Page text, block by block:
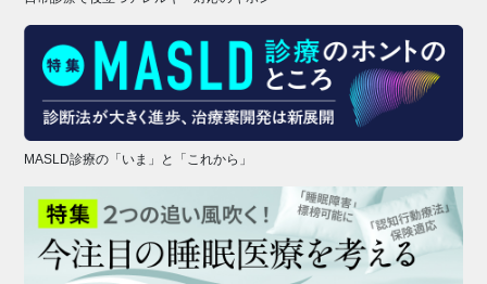
MASLD診療の「いま」と「これから」